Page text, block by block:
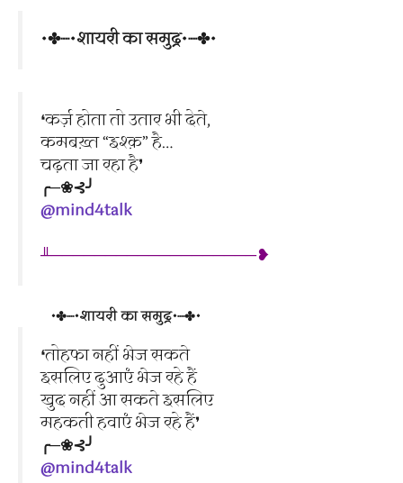
•✤┈•शायरी का समुद्र•┈✤•
❛कर्ज़ होता तो उतार भी देते,
कमबख़्त “इश्क़” है…
चढ़ता जा रहा है❜
╭─❀⊰╯
@mind4talk
╨───────────────────❥
•✤┈•शायरी का समुद्र•┈✤•
❛तोहफा नहीं भेज सकते
इसलिए दुआएं भेज रहे हैं
खुद नहीं आ सकते इसलिए
महकती हवाएं भेज रहे हैं❜
╭─❀⊰╯
@mind4talk